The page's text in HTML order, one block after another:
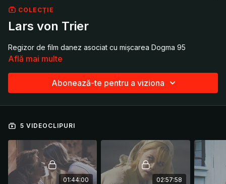
COLECŢIE
Lars von Trier
Regizor de film danez asociat cu mișcarea Dogma 95
Află mai multe
Abonează-te pentru a viziona
5 VIDEOCLIPURI
01:44:00 02:57:58